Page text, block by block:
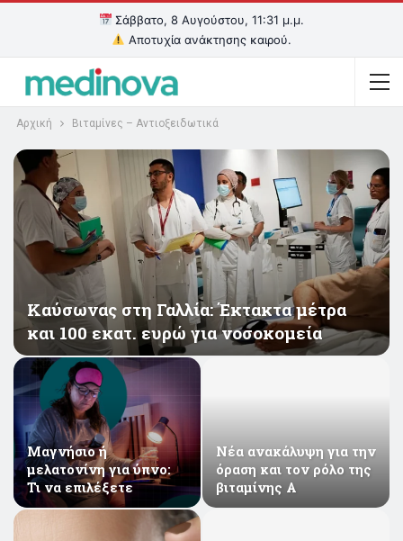
Σάββατο, 8 Αυγούστου, 11:31 μ.μ.
Αποτυχία ανάκτησης καιρού.
Αρχική Βιταμίνες – Αντιοξειδωτικά
Καύσωνας στη Γαλλία: Έκτακτα μέτρα
και 100 εκατ. ευρώ για νοσοκομεία
Μαγνήσιο ή
μελατονίνη για ύπνο:
Τι να επιλέξετε
Νέα ανακάλυψη για την
όραση και τον ρόλο της
βιταμίνης Α